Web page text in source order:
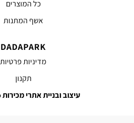
כל המוצרים
אשף המתנות
DADAPARK
מדיניות פרטיות
תקנון
עיצוב ובניית אתרי מכירות UD Studio